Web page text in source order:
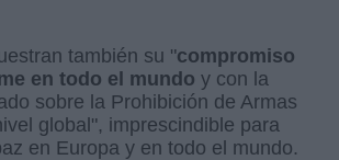
también su "compromiso
en todo el mundo y con la
sobre la Prohibición de Armas
global", imprescindible para
en Europa y en todo el mundo.